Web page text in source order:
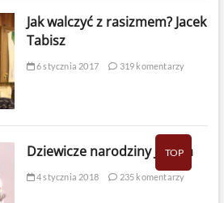
Jak walczyć z rasizmem? Jacek
Tabisz
6 stycznia 2017 319 komentarzy
Dziewicze narodziny Jezusa
4 stycznia 2018 235 komentarzy
TOP